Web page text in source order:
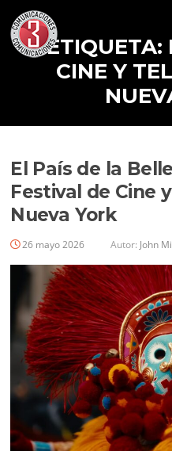
ETIQUETA:
CINE Y
El País de la
Festival de Cine
Nueva York
26 mayo 2026 Autor: John